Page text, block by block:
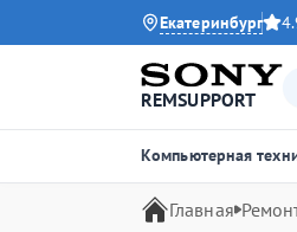
Екатеринбург
REMSUPPORT
Компьютерная
Главная